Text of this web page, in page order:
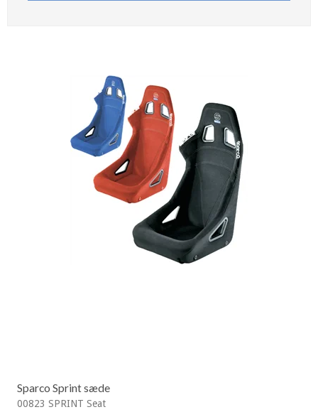
Sparco Sprint sæde
00823 SPRINT Seat